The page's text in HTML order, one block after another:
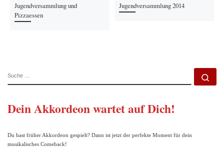
Jugendversammlung und
Pizzaessen
Jugendversammlung 2014
Dein Akkordeon wartet auf Dich!
Du hast früher Akkordeon gespielt? Dann ist jetzt der perfekte Moment für dein
musikalisches Comeback!